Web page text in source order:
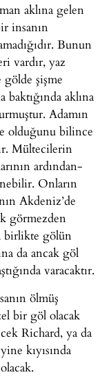
aklına gelen
insanın
Bunun
vardır, yaz
gölde şişme
aklına
Adamın
olduğunu bilince
Mültecilerin
ardından-
Onların
Akdeniz’de
görmezden
birlikte gölün
da ancak göl
varacaktır.
ölmüş
bir göl olacak
Richard, ya da
kıyısında